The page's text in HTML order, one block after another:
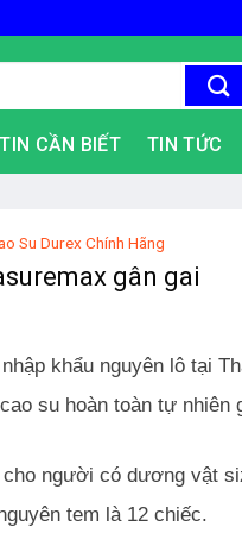
CẦN BIẾT TIN TỨC
Su Durex Chính Hãng
gân gai
khẩu nguyên lô tại
su hoàn toàn tự nhiên
người có dương vật
tem là 12 chiếc.